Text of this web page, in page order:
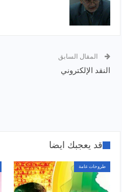
المقال السابق
النقد الإلكتروني
قد يعجبك ايضا
طروحات عامة